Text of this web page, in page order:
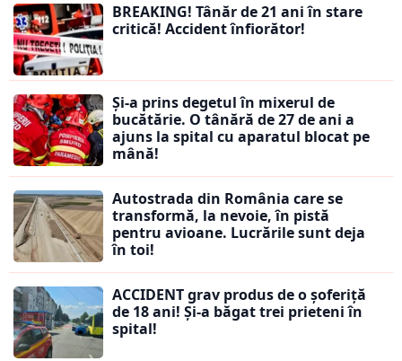
BREAKING! Tânăr de 21 ani în stare
critică! Accident înfiorător!
Și-a prins degetul în mixerul de
bucătărie. O tânără de 27 de ani a
ajuns la spital cu aparatul blocat pe
mână!
Autostrada din România care se
transformă, la nevoie, în pistă
pentru avioane. Lucrările sunt deja
în toi!
ACCIDENT grav produs de o șoferiță
de 18 ani! Și-a băgat trei prieteni în
spital!